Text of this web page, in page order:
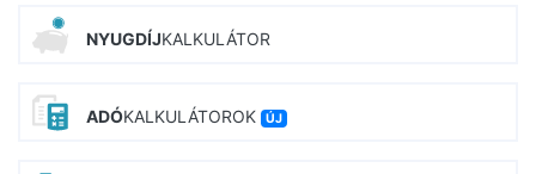
NYUGDÍJKALKULÁTOR
ADÓKALKULÁTOROK ÚJ